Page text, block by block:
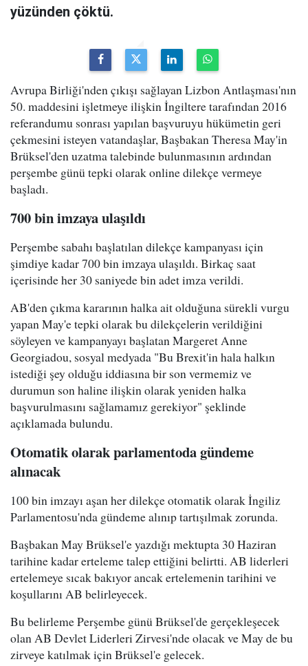
yüzünden çöktü.
Avrupa Birliği'nden çıkışı sağlayan Lizbon Antlaşması'nın
50. maddesini işletmeye ilişkin İngiltere tarafından 2016
referandumu sonrası yapılan başvuruyu hükümetin geri
çekmesini isteyen vatandaşlar, Başbakan Theresa May'in
Brüksel'den uzatma talebinde bulunmasının ardından
perşembe günü tepki olarak online dilekçe vermeye
başladı.
700 bin imzaya ulaşıldı
Perşembe sabahı başlatılan dilekçe kampanyası için
şimdiye kadar 700 bin imzaya ulaşıldı. Birkaç saat
içerisinde her 30 saniyede bin adet imza verildi.
AB'den çıkma kararının halka ait olduğuna sürekli vurgu
yapan May'e tepki olarak bu dilekçelerin verildiğini
söyleyen ve kampanyayı başlatan Margeret Anne
Georgiadou, sosyal medyada "Bu Brexit'in hala halkın
istediği şey olduğu iddiasına bir son vermemiz ve
durumun son haline ilişkin olarak yeniden halka
başvurulmasını sağlamamız gerekiyor" şeklinde
açıklamada bulundu.
Otomatik olarak parlamentoda gündeme
alınacak
100 bin imzayı aşan her dilekçe otomatik olarak İngiliz
Parlamentosu'nda gündeme alınıp tartışılmak zorunda.
Başbakan May Brüksel'e yazdığı mektupta 30 Haziran
tarihine kadar erteleme talep ettiğini belirtti. AB liderleri
ertelemeye sıcak bakıyor ancak ertelemenin tarihini ve
koşullarını AB belirleyecek.
Bu belirleme Perşembe günü Brüksel'de gerçekleşecek
olan AB Devlet Liderleri Zirvesi'nde olacak ve May de bu
zirveye katılmak için Brüksel'e gelecek.